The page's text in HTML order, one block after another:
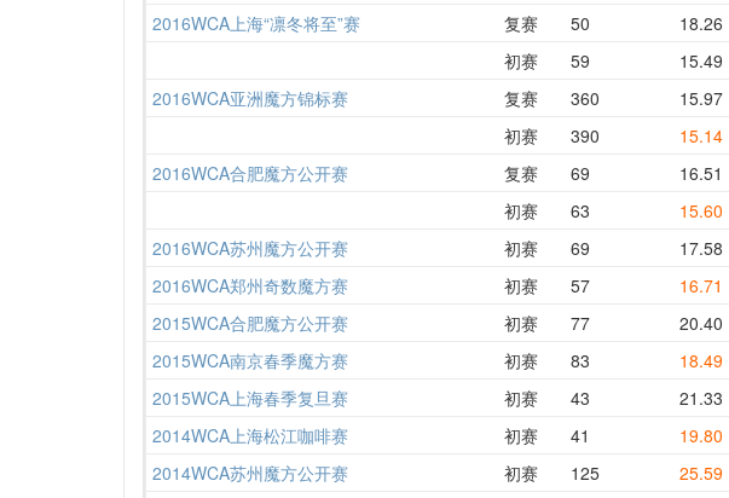
2016WCA上海“凛冬将至”赛 复赛 50 18.26
初赛 59 15.49
2016WCA亚洲魔方锦标赛 复赛 360 15.97
初赛 390 15.14
2016WCA合肥魔方公开赛 复赛 69 16.51
初赛 63 15.60
2016WCA苏州魔方公开赛 初赛 69 17.58
2016WCA郑州奇数魔方赛 初赛 57 16.71
2015WCA合肥魔方公开赛 初赛 77 20.40
2015WCA南京春季魔方赛 初赛 83 18.49
2015WCA上海春季复旦赛 初赛 43 21.33
2014WCA上海松江咖啡赛 初赛 41 19.80
2014WCA苏州魔方公开赛 初赛 125 25.59